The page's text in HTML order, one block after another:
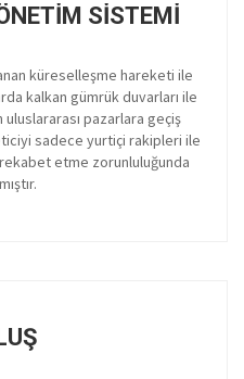
SISTEMI
küreselleşme hareketi ile
kalkan gümrük duvarları ile
pazarlara geçiş
sadece yurtiçi rakipleri ile
etme zorunluluğunda